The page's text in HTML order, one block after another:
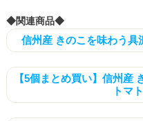
◆関連商品◆
信州産 きのこを味わう具
【5個まとめ買い】信州産
トマ